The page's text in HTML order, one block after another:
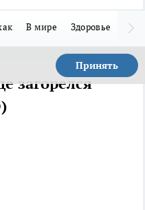
В мире Здоровье
Принять
загорелся